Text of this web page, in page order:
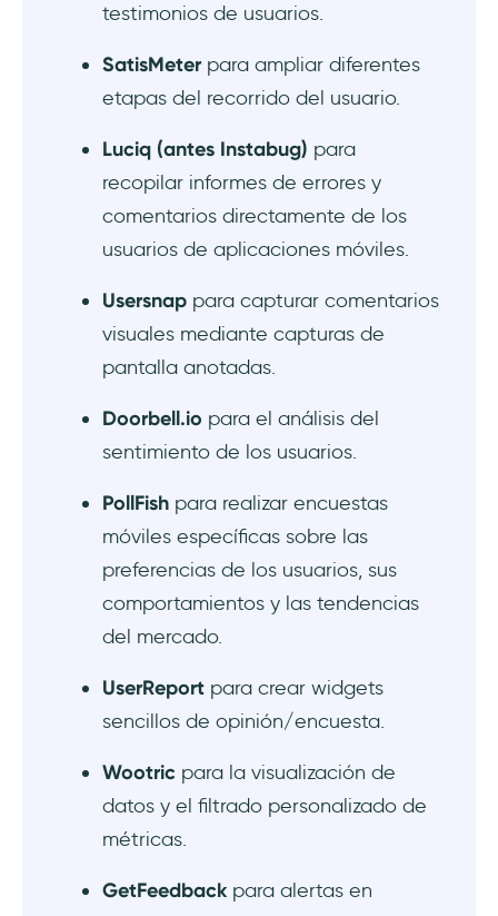
testimonios de usuarios.
SatisMeter para ampliar diferentes
etapas del recorrido del usuario.
Luciq (antes Instabug) para
recopilar informes de errores y
comentarios directamente de los
usuarios de aplicaciones móviles.
Usersnap para capturar comentarios
visuales mediante capturas de
pantalla anotadas.
Doorbell.io para el análisis del
sentimiento de los usuarios.
PollFish para realizar encuestas
móviles específicas sobre las
preferencias de los usuarios, sus
comportamientos y las tendencias
del mercado.
UserReport para crear widgets
sencillos de opinión/encuesta.
Wootric para la visualización de
datos y el filtrado personalizado de
métricas.
GetFeedback para alertas en